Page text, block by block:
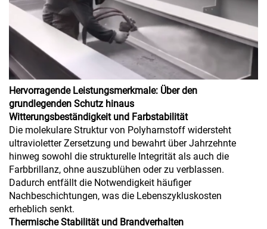
Hervorragende Leistungsmerkmale: Über den
grundlegenden Schutz hinaus
Witterungsbeständigkeit und Farbstabilität
Die molekulare Struktur von Polyharnstoff widersteht
ultravioletter Zersetzung und bewahrt über Jahrzehnte
hinweg sowohl die strukturelle Integrität als auch die
Farbbrillanz, ohne auszublühen oder zu verblassen.
Dadurch entfällt die Notwendigkeit häufiger
Nachbeschichtungen, was die Lebenszykluskosten
erheblich senkt.
Thermische Stabilität und Brandverhalten